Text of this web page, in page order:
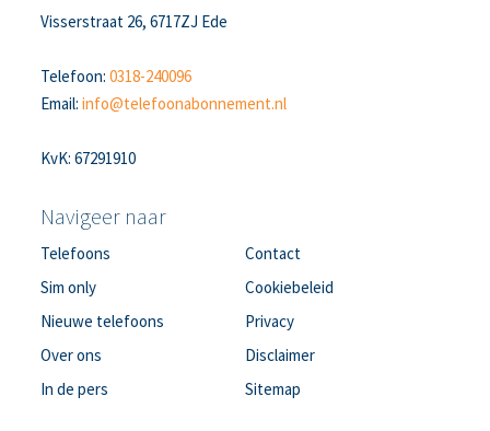
Visserstraat 26, 6717ZJ Ede
Telefoon:0318-240096
Email:info@telefoonabonnement.nl
KvK: 67291910
Navigeer naar
Telefoons
Sim only
Nieuwe telefoons
Over ons
In de pers
Contact
Cookiebeleid
Privacy
Disclaimer
Sitemap